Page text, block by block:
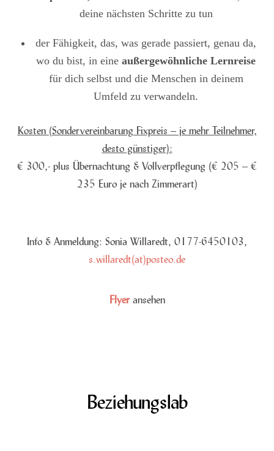
deine nächsten Schritte zu tun
der Fähigkeit, das, was gerade passiert, genau da,
wo du bist, in eineaußergewöhnliche Lernreise
für dich selbst und die Menschen in deinem
Umfeld zu verwandeln.
Kosten (Sondervereinbarung Fixpreis – je mehr Teilnehmer,
desto günstiger):
€ 300,- plus Übernachtung & Vollverpflegung (€ 205 – €
235 Euro je nach Zimmerart)
Info & Anmeldung: Sonia Willaredt, 0177-6450103,
s.willaredt(at)posteo.de
Flyer ansehen
Beziehungslab